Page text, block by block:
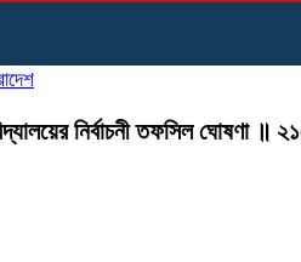
নির্বাচনী তফসিল ঘোষণা ॥